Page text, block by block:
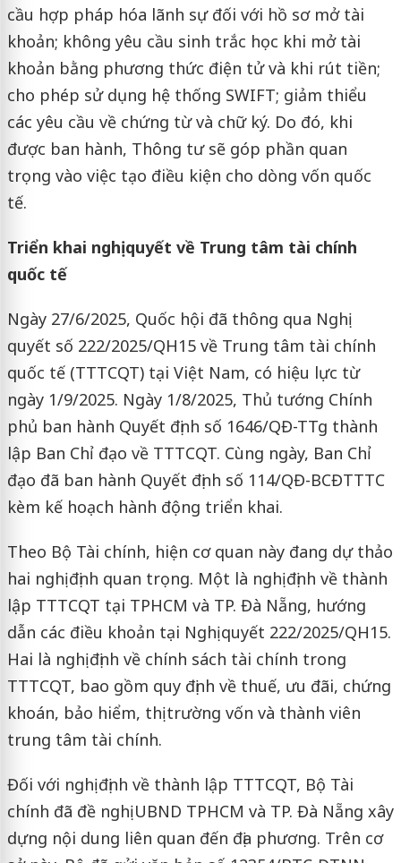
cầu hợp pháp hóa lãnh sự đối với hồ sơ mở tài
khoản; không yêu cầu sinh trắc học khi mở tài
khoản bằng phương thức điện tử và khi rút tiền;
cho phép sử dụng hệ thống SWIFT; giảm thiểu
các yêu cầu về chứng từ và chữ ký. Do đó, khi
được ban hành, Thông tư sẽ góp phần quan
trọng vào việc tạo điều kiện cho dòng vốn quốc
tế.
Triển khai nghị quyết về Trung tâm tài chính
quốc tế
Ngày 27/6/2025, Quốc hội đã thông qua Nghị
quyết số 222/2025/QH15 về Trung tâm tài chính
quốc tế (TTTCQT) tại Việt Nam, có hiệu lực từ
ngày 1/9/2025. Ngày 1/8/2025, Thủ tướng Chính
phủ ban hành Quyết định số 1646/QĐ-TTg thành
lập Ban Chỉ đạo về TTTCQT. Cùng ngày, Ban Chỉ
đạo đã ban hành Quyết định số 114/QĐ-BCĐTTTC
kèm kế hoạch hành động triển khai.
Theo Bộ Tài chính, hiện cơ quan này đang dự thảo
hai nghị định quan trọng. Một là nghị định về thành
lập TTTCQT tại TPHCM và TP. Đà Nẵng, hướng
dẫn các điều khoản tại Nghị quyết 222/2025/QH15.
Hai là nghị định về chính sách tài chính trong
TTTCQT, bao gồm quy định về thuế, ưu đãi, chứng
khoán, bảo hiểm, thị trường vốn và thành viên
trung tâm tài chính.
Đối với nghị định về thành lập TTTCQT, Bộ Tài
chính đã đề nghị UBND TPHCM và TP. Đà Nẵng xây
dựng nội dung liên quan đến địa phương. Trên cơ